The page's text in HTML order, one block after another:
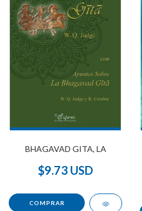
BHAGAVAD GITA, LA
$9.73 USD